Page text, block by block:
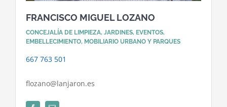
FRANCISCO MIGUEL LOZANO
CONCEJALÍA DE LIMPIEZA, JARDINES, EVENTOS,
EMBELLECIMIENTO, MOBILIARIO URBANO Y PARQUES
667 763 501
flozano@lanjaron.es